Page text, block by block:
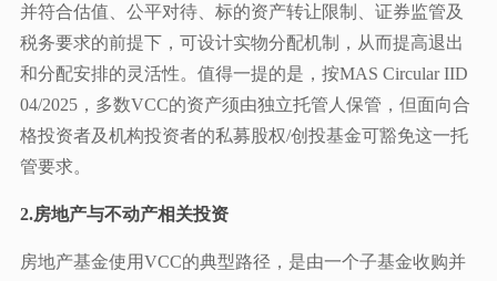
并符合估值、公平对待、标的资产转让限制、证券监管及
税务要求的前提下，可设计实物分配机制，从而提高退出
和分配安排的灵活性。值得一提的是，按MAS Circular IID
04/2025，多数VCC的资产须由独立托管人保管，但面向合
格投资者及机构投资者的私募股权/创投基金可豁免这一托
管要求。
2.房地产与不动产相关投资
房地产基金使用VCC的典型路径，是由一个子基金收购并